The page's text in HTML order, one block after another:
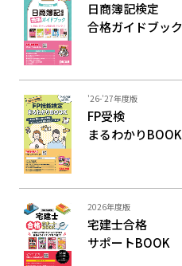
日商簿記検定
合格ガイドブック
'26-'27年度版
FP受検
まるわかりBOOK
2026年度版
宅建士合格
サポートBOOK